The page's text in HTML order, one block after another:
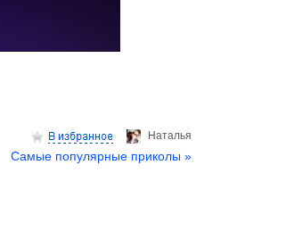
Hаталья
Самые популярные приколы »